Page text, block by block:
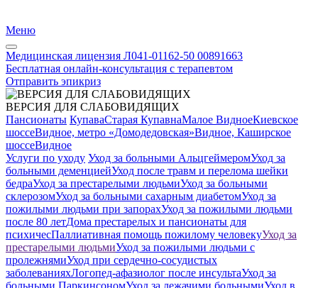
Меню
Медицинская лицензия Л041-01162-50 00891663
Бесплатная онлайн-консультация с терапевтом
Отправить эпикриз
ВЕРСИЯ ДЛЯ СЛАБОВИДЯЩИХ
Пансионаты КупаваСтарая КупавнаМалое ВидноеКиевское
шоссеВидное, метро «Домодедовская»Видное, Каширское
шоссеВидное
Услуги по уходу Уход за больными АльцгеймеромУход за
больными деменциейУход после травм и перелома шейки
бедраУход за престарелыми людьмиУход за больными
склерозомУход за больными сахарным диабетомУход за
пожилыми людьми при запорахУход за пожилыми людьми
после 80 летДома престарелых и пансионаты для
психичесПаллиативная помощь пожилому человекуУход за
престарелыми людьмиУход за пожилыми людьми с
пролежнямиУход при сердечно-сосудистых
заболеванияхЛогопед-афазиолог после инсультаУход за
больными ПаркинсономУход за лежачими больнымиУход в